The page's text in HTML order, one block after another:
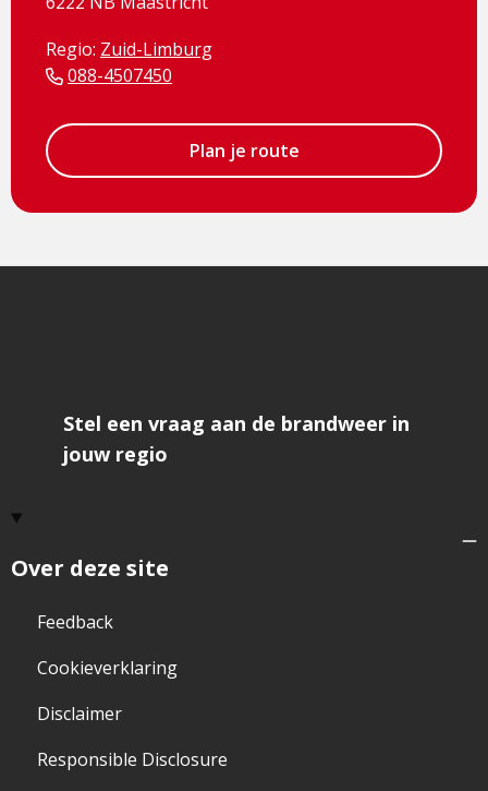
Regio: Zuid-Limburg
088-4507450
Plan je route
Over deze site
Feedback
Cookieverklaring
Disclaimer
Responsible Disclosure
Stel een vraag aan de brandweer in
jouw regio